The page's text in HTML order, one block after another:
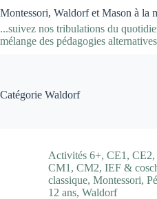
au
contenu
Montessori, Waldorf et Mason à la
...suivez nos tribulations du
mélange des pédagogies
Catégorie Waldorf
Activités 6+, CE1 , CE2,
CM1 , CM2, IEF &
classique, Montessori,
12 ans, Waldorf